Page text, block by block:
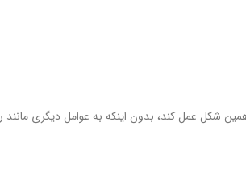
شکل عمل کند، بدون اینکه به عوامل دیگری مانند